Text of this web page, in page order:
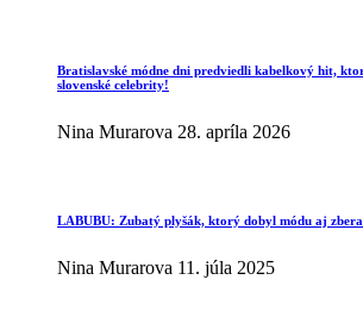
Bratislavské módne dni predviedli kabelkový hit,
slovenské celebrity!
Nina Murarova 28. apríla 2026
LABUBU: Zubatý plyšák, ktorý dobyl módu aj
Nina Murarova 11. júla 2025